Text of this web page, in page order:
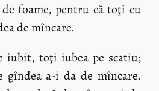
foame, pentru că toţi cu
de mîncare.
iubit, toţi iubea pe scatiu;
gîndea a-i da de mîncare.